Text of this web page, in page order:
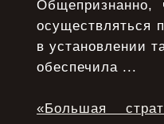
Общепризнанно,
осуществляться
в установлении
обеспечила ...
«Большая